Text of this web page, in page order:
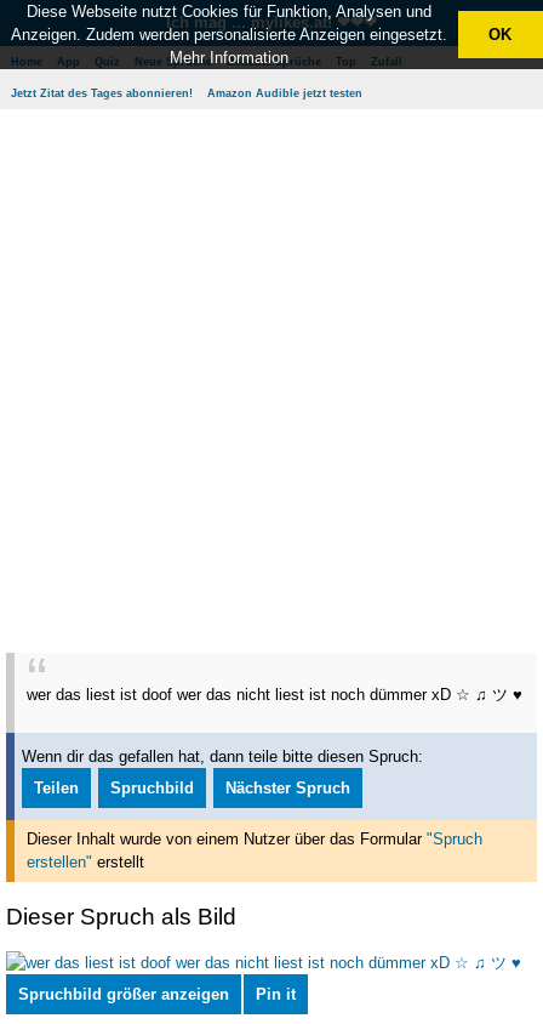
Ich mag ... mylikes.at! ❤❤❤
Home App Quiz Neue Sprüche Beliebte Sprüche Top Zufall
Jetzt Zitat des Tages abonnieren! Amazon Audible jetzt testen
wer das liest ist doof wer das nicht liest ist noch dümmer xD ☆ ♫ ツ ♥
Wenn dir das gefallen hat, dann teile bitte diesen Spruch:
Teilen
Spruchbild Nächster Spruch
Dieser Inhalt wurde von einem Nutzer über das Formular "Spruch
erstellen" erstellt
Dieser Spruch als Bild
Spruchbild größer anzeigen Pin it
Diese Webseite nutzt Cookies für Funktion, Analysen und
Anzeigen. Zudem werden personalisierte Anzeigen eingesetzt.
Mehr Information
OK